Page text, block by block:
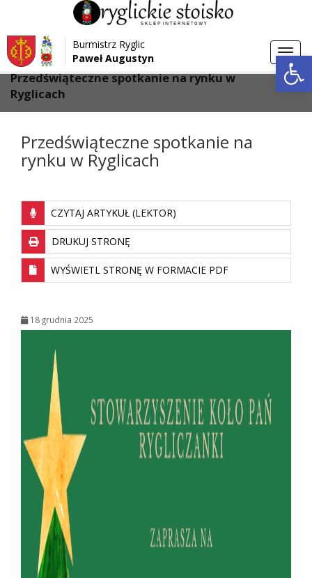
Przejdź do menu
Przejdź do głównej treści strony
Przejdź do stopki strony
Burmistrz Ryglic
Paweł Augustyn
Strona główna > Aktualności
Przedświąteczne spotkanie na rynku w
Ryglicach
Przedświąteczne spotkanie na
rynku w Ryglicach
CZYTAJ ARTYKUŁ (LEKTOR)
DRUKUJ STRONĘ
WYŚWIETL STRONĘ W FORMACIE PDF
18 grudnia 2025